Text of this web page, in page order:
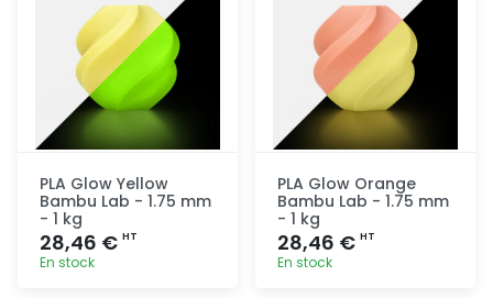
PLA Glow Yellow
Bambu Lab - 1.75 mm
- 1 kg
28,46 € HT
En stock
PLA Glow Orange
Bambu Lab - 1.75 mm
- 1 kg
28,46 € HT
En stock